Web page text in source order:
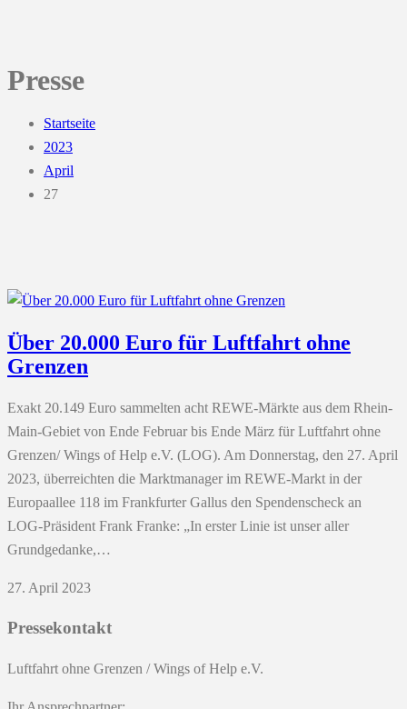
Presse
Startseite
2023
April
27
Über 20.000 Euro für Luftfahrt ohne
Grenzen
Exakt 20.149 Euro sammelten acht REWE-Märkte aus dem Rhein-
Main-Gebiet von Ende Februar bis Ende März für Luftfahrt ohne
Grenzen/ Wings of Help e.V. (LOG). Am Donnerstag, den 27. April
2023, überreichten die Marktmanager im REWE-Markt in der
Europaallee 118 im Frankfurter Gallus den Spendenscheck an
LOG-Präsident Frank Franke: „In erster Linie ist unser aller
Grundgedanke,…
27. April 2023
Pressekontakt
Luftfahrt ohne Grenzen / Wings of Help e.V.